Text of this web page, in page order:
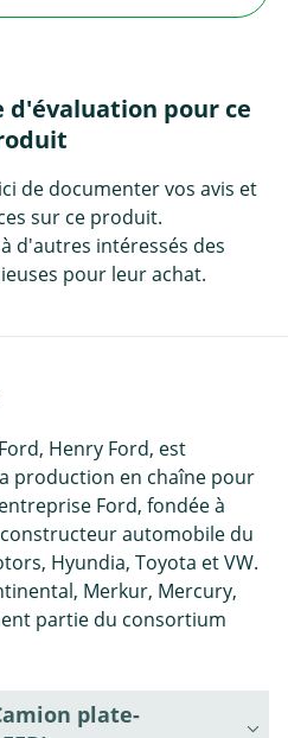
d'évaluation pour ce
de documenter vos avis et
sur ce produit.
d'autres intéressés des
pour leur achat.
Henry Ford, est
production en chaîne pour
Ford, fondée à
automobile du
Hyundia, Toyota et VW.
Merkur, Mercury,
partie du consortium
plate-